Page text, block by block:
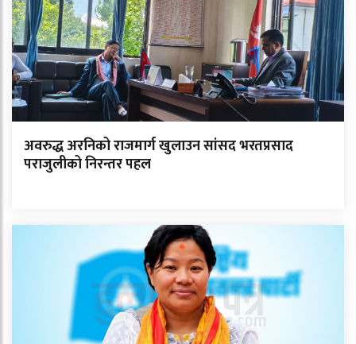
अवरुद्ध अरनिको राजमार्ग खुलाउन सांसद भरतप्रसाद
पराजुलीको निरन्तर पहल